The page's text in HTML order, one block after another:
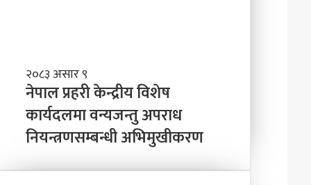
ब
न्न
चा
ह
न्छौ
?
ने
पा
ल
प्र
ह
के
२०८३ असार ९
नेपाल प्रहरी केन्द्रीय विशेष
कार्यदलमा वन्यजन्तु अपराध
नियन्त्रणसम्बन्धी अभिमुखीकरण